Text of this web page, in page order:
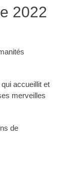
2022
accueillit et
merveilles
de